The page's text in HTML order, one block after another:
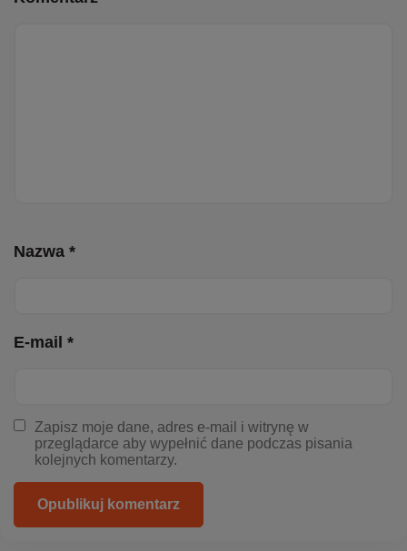
Nazwa *
E-mail *
Zapisz moje dane, adres e-mail i witrynę w
przeglądarce aby wypełnić dane podczas pisania
kolejnych komentarzy.
Opublikuj komentarz